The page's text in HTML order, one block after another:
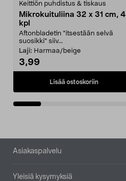
Keittiön puhdistus & tiskaus
Mikrokuituliina 32 x 31 cm, 4
kpl
Aftonbladetin "itsestään selvä
suosikki" siiv...
Laji: Harmaa/beige
3,99
Lisää ostoskoriin
Alatunniste
Asiakaspalvelu
Yleisiä kysymyksiä